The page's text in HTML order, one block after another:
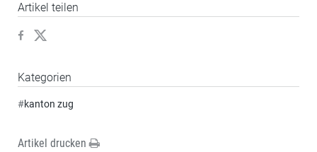
Artikel teilen
Kategorien
#kanton zug
Artikel drucken